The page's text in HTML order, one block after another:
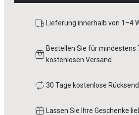
Lieferung innerhalb von 1–4
Bestellen Sie für mindestens
kostenlosen Versand
30 Tage kostenlose
Lassen Sie Ihre Geschenke